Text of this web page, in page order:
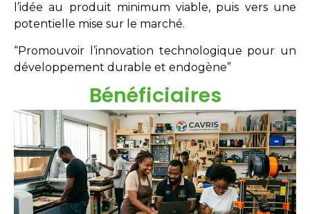
l’idée au produit minimum viable, puis vers une
potentielle mise sur le marché.
“Promouvoir l’innovation technologique pour un
développement durable et endogène”
Bénéficiaires
Étudiants Néo-diplômés Doctorants
Chercheurs
Innovateurs
Entreprises acteurs sociaux.